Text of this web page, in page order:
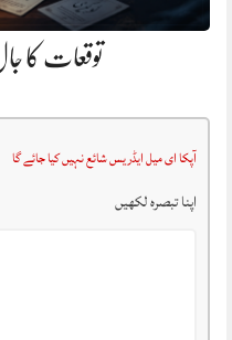
توقعات کا
آپکا ای میل ایڈریس شائع نہیں کیا جائے گا
اپنا تبصرہ لکھیں